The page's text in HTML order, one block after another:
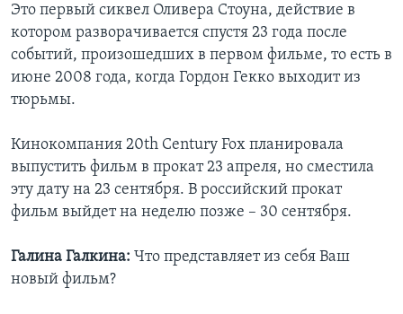
Learning English
СОЦИАЛЬНЫЕ СЕТИ
Это первый сиквел Оливера Стоуна, действие в
котором разворачивается спустя 23 года после
событий, произошедших в первом фильме, то есть в
июне 2008 года, когда Гордон Гекко выходит из
тюрьмы.
Кинокомпания 20th Century Fox планировала
выпустить фильм в прокат 23 апреля, но сместила
эту дату на 23 сентября. В российский прокат
фильм выйдет на неделю позже – 30 сентября.
Галина Галкина: Что представляет из себя Ваш
новый фильм?